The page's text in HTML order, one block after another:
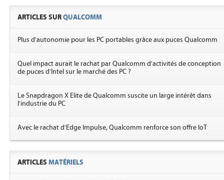
ARTICLES SURQUALCOMM
Plus d'autonomie pour les PC portables grâce aux puces Qualcomm
Quel impact aurait le rachat par Qualcomm d'activités de conception
de puces d'Intel sur le marché des PC ?
Le Snapdragon X Elite de Qualcomm suscite un large intérêt dans
l'industrie du PC
Avec le rachat d'Edge Impulse, Qualcomm renforce son offre IoT
ARTICLES MATÉRIELS